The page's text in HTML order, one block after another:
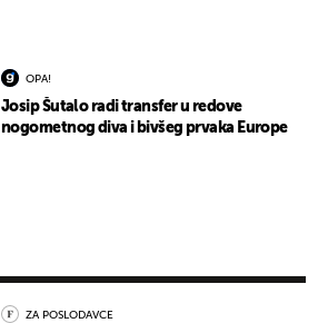
OPA!
Josip Šutalo radi transfer u redove
nogometnog diva i bivšeg prvaka Europe
ZA POSLODAVCE